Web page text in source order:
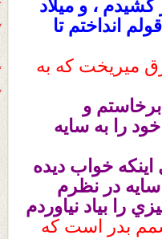
، و ميلاد
انداختم تا
میریخت كه به
و
را به سایه
خواب ديده
در نظرم
بياد نياوردم
بدر است كه